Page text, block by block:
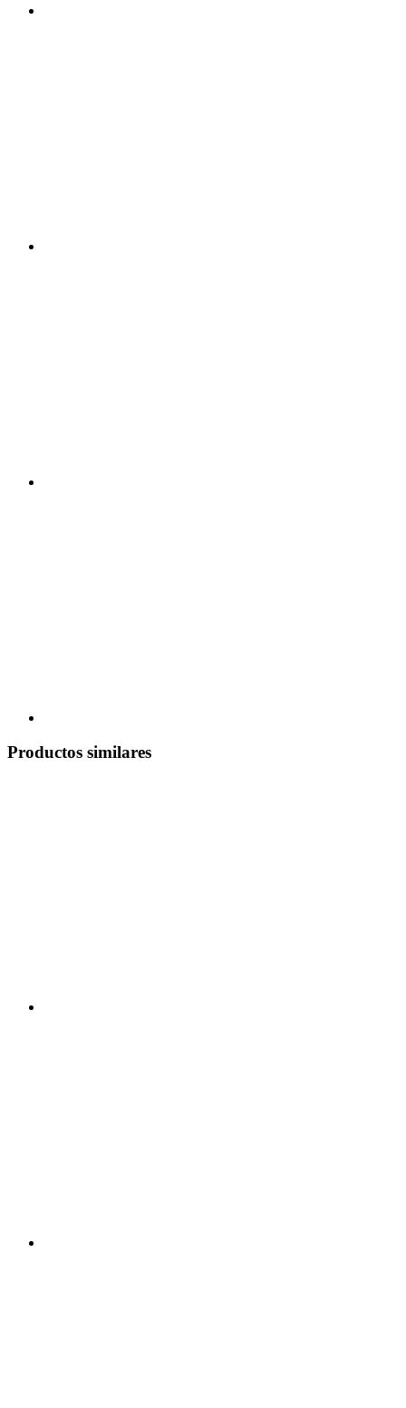
Productos similares